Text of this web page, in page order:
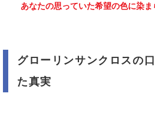
あなたの思っていた希望の色に染ま
グローリンサンクロスの
た真実